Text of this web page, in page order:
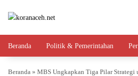
Beranda Politik & Pemerintahan
Beranda » MBS Ungkapkan Tiga Pilar Strategi